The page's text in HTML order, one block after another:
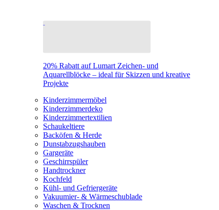
20% Rabatt auf Lumart Zeichen- und
Aquarellblöcke – ideal für Skizzen und kreative
Projekte
Kinderzimmermöbel
Kinderzimmerdeko
Kinderzimmertextilien
Schaukeltiere
Backöfen & Herde
Dunstabzugshauben
Gargeräte
Geschirrspüler
Handtrockner
Kochfeld
Kühl- und Gefriergeräte
Vakuumier- & Wärmeschublade
Waschen & Trocknen